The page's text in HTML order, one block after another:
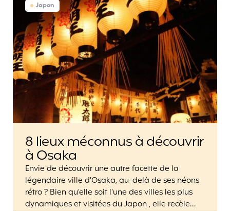
Japon
8 lieux méconnus à découvrir
à Osaka
Envie de découvrir une autre facette de la
légendaire ville d’Osaka, au-delà de ses néons
rétro ? Bien qu’elle soit l’une des villes les plus
dynamiques et visitées du Japon , elle recèle…